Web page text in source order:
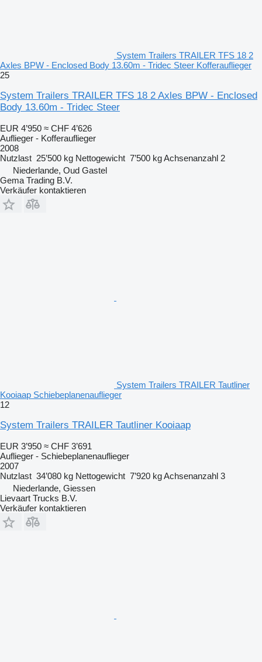
System Trailers TRAILER TFS 18 2
Axles BPW - Enclosed Body 13.60m - Tridec Steer Kofferauflieger
25
System Trailers TRAILER TFS 18 2 Axles BPW - Enclosed
Body 13.60m - Tridec Steer
EUR 4’950 ≈ CHF 4’626
Auflieger - Kofferauflieger
2008
Nutzlast 25’500 kg Nettogewicht 7’500 kgAchsenanzahl 2
Niederlande, Oud Gastel
Gema Trading B.V.
Verkäufer kontaktieren
System Trailers TRAILER Tautliner
Kooiaap Schiebeplanenauflieger
12
System Trailers TRAILER Tautliner Kooiaap
EUR 3’950 ≈ CHF 3’691
Auflieger - Schiebeplanenauflieger
2007
Nutzlast 34’080 kg Nettogewicht 7’920 kgAchsenanzahl 3
Niederlande, Giessen
Lievaart Trucks B.V.
Verkäufer kontaktieren